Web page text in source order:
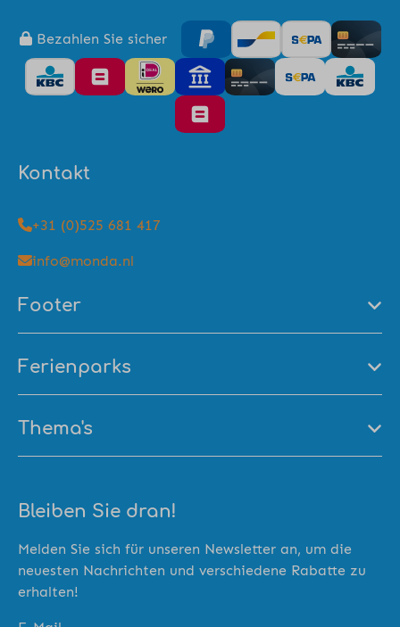
Bezahlen Sie sicher
Kontakt
+31 (0)525 681 417
info@monda.nl
Footer
Ferienparks
Thema's
Bleiben Sie dran!
Melden Sie sich für unseren Newsletter an, um die
neuesten Nachrichten und verschiedene Rabatte zu
erhalten!